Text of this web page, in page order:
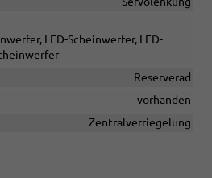
LED-Scheinwerfer, LED-
Reserverad
vorhanden
Zentralverriegelung